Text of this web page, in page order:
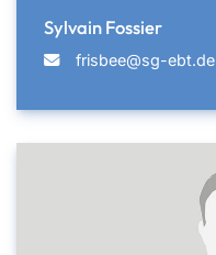
Sylvain Fossier
frisbee@sg-ebt.de